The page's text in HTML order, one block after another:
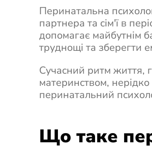
Перинатальна
партнера та сім'ї в
допомагає майбутнім
труднощі та зберегти
Сучасний ритм життя,
материнством,
перинатальний
Що таке